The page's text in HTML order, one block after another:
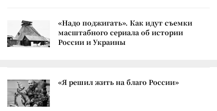
«Надо поджигать». Как идут съемки
масштабного сериала об истории
России и Украины
«Я решил жить на благо России»